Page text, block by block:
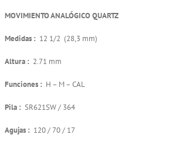
MOVIMIENTO ANALÓGICO QUARTZ
Medidas : 12 1/2 (28,3 mm)
Altura : 2.71 mm
Funciones : H – M – CAL
Pila : SR621SW / 364
Agujas : 120 / 70 / 17